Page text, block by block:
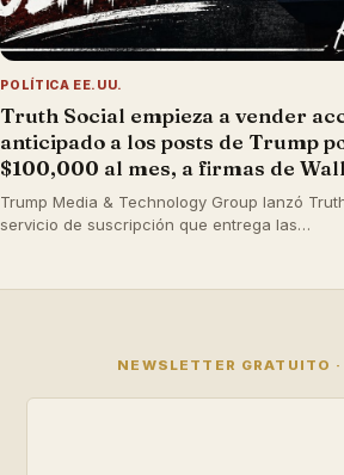
POLÍTICA EE.UU.
Truth Social empieza a vender
anticipado a los posts de Trump
$100,000 al mes, a firmas de Wall
Street que operan con sus
Trump Media & Technology Group lanzó
servicio de suscripción que entrega las
público general. El acceso anticipado,
NEWSLETTER GRATUITO